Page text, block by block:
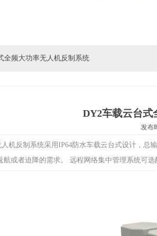
全频大功率无人机反制系统
DY2车载云台式
发布
机反制系统采用IP64防水车载云台式设计，总
航或者迫降的需求。 远程网络集中管理系统可